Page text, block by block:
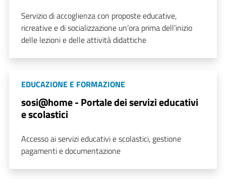
Servizio di accoglienza con proposte educative,
ricreative e di socializzazione un’ora prima dell’inizio
delle lezioni e delle attività didattiche
EDUCAZIONE E FORMAZIONE
sosi@home - Portale dei servizi educativi
e scolastici
Accesso ai servizi educativi e scolastici, gestione
pagamenti e documentazione